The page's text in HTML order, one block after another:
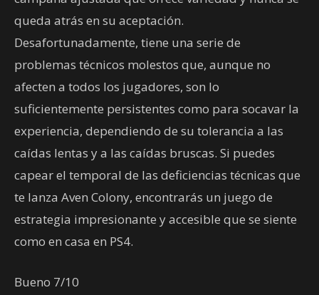
queda atrás en su aceptación.
Desafortunadamente, tiene una serie de
problemas técnicos molestos que, aunque no
afecten a todos los jugadores, son lo
suficientemente persistentes como para socavar la
experiencia, dependiendo de su tolerancia a las
caídas lentas y a las caídas bruscas. Si puedes
capear el temporal de las deficiencias técnicas que
te lanza Aven Colony, encontrarás un juego de
estrategia impresionante y accesible que se siente
como en casa en PS4.
Bueno 7/10